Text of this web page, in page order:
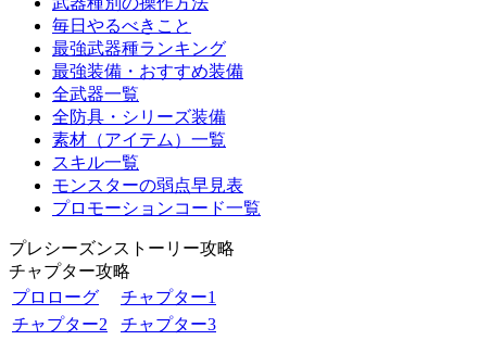
毎日やるべきこと
最強武器種ランキング
最強装備・おすすめ装備
全武器一覧
全防具・シリーズ装備
素材（アイテム）一覧
スキル一覧
モンスターの弱点早見表
プロモーションコード一覧
プレシーズンストーリー攻略
チャプター攻略
プロローグ
チャプター1
チャプター2
チャプター3